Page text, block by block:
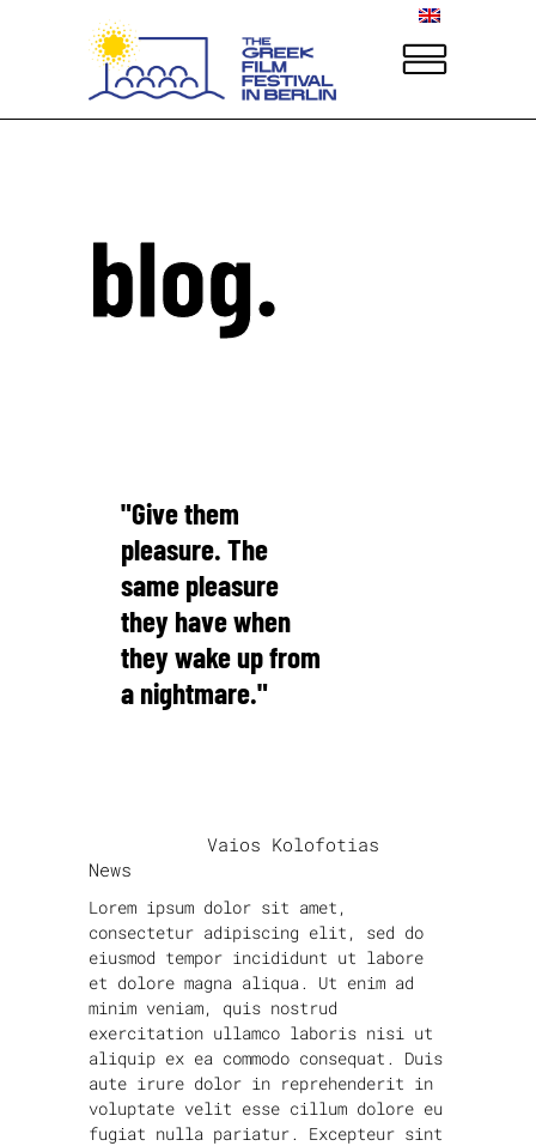
blog.
"Give them
pleasure. The
same pleasure
they have when
they wake up from
a nightmare."
Vaios Kolofotias
News
Lorem ipsum dolor sit amet,
consectetur adipiscing elit, sed do
eiusmod tempor incididunt ut labore
et dolore magna aliqua. Ut enim ad
minim veniam, quis nostrud
exercitation ullamco laboris nisi ut
aliquip ex ea commodo consequat. Duis
aute irure dolor in reprehenderit in
voluptate velit esse cillum dolore eu
fugiat nulla pariatur. Excepteur sint